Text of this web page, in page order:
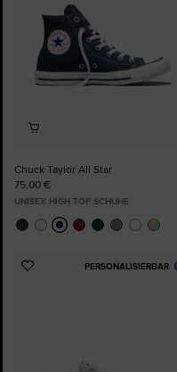
Chuck Taylor All Star
75,00 €
UNISEX HIGH TOP SCHUHE
PERSONALISIERBAR
Zu